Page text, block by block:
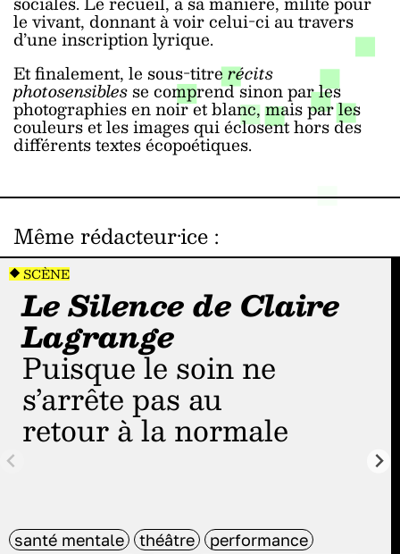
le vivant, donnant à voir celui-ci au travers
d’une inscription lyrique.
Et finalement, le sous-titrerécits
photosensiblesse comprend sinon par les
photographies en noir et blanc, mais par les
couleurs et les images qui éclosent hors des
différents textes écopoétiques.
Même rédacteur·ice :
SCÈNE
Le Silence de Claire
Lagrange
Puisque le soin ne
s’arrête pas au
retour à la normale
santé mentale théâtre
performance